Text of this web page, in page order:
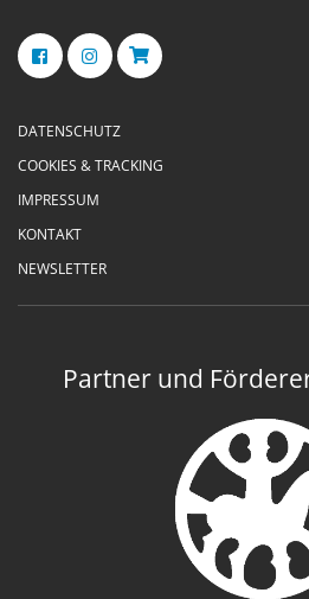
DATENSCHUTZ
COOKIES & TRACKING
IMPRESSUM
KONTAKT
NEWSLETTER
Partner und